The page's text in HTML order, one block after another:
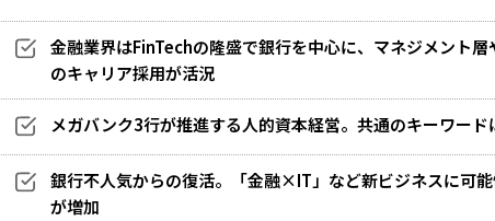
金融業界はFinTechの隆盛で銀行を中心に、マネジメント層
のキャリア採用が活況
メガバンク3行が推進する人的資本経営。共通のキーワード
銀行不人気からの復活。「金融×IT」など新ビジネスに可
が増加